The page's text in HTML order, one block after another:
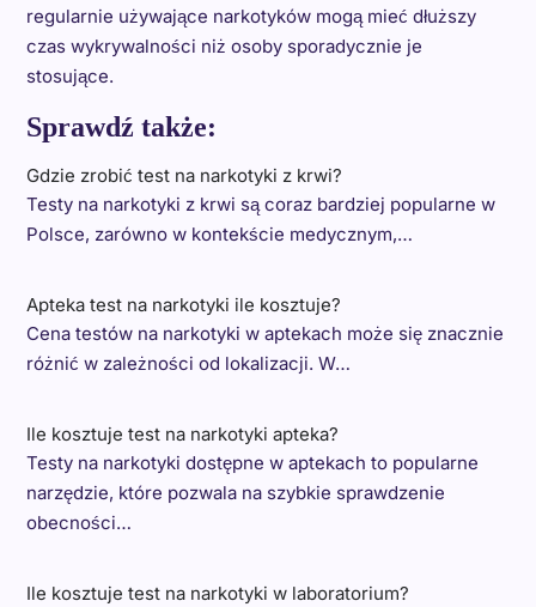
regularnie używające narkotyków mogą mieć dłuższy
czas wykrywalności niż osoby sporadycznie je
stosujące.
Sprawdź także:
Gdzie zrobić test na narkotyki z krwi?
Testy na narkotyki z krwi są coraz bardziej popularne w
Polsce, zarówno w kontekście medycznym,…
Apteka test na narkotyki ile kosztuje?
Cena testów na narkotyki w aptekach może się znacznie
różnić w zależności od lokalizacji. W…
Ile kosztuje test na narkotyki apteka?
Testy na narkotyki dostępne w aptekach to popularne
narzędzie, które pozwala na szybkie sprawdzenie
obecności…
Ile kosztuje test na narkotyki w laboratorium?